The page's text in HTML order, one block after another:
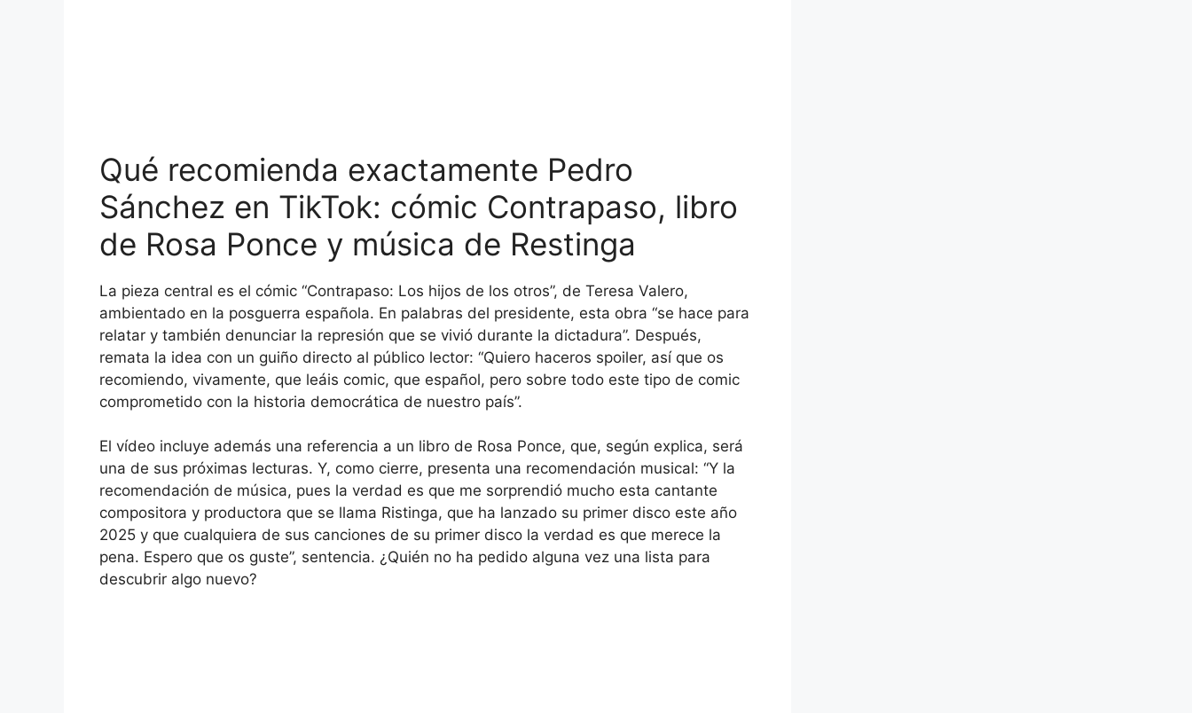
Qué recomienda exactamente Pedro
Sánchez en TikTok: cómic Contrapaso, libro
de Rosa Ponce y música de Restinga
La pieza central es el cómic “Contrapaso: Los hijos de los otros”, de Teresa Valero,
ambientado en la posguerra española. En palabras del presidente, esta obra “se hace para
relatar y también denunciar la represión que se vivió durante la dictadura”. Después,
remata la idea con un guiño directo al público lector: “Quiero haceros spoiler, así que os
recomiendo, vivamente, que leáis comic, que español, pero sobre todo este tipo de comic
comprometido con la historia democrática de nuestro país”.
El vídeo incluye además una referencia a un libro de Rosa Ponce, que, según explica, será
una de sus próximas lecturas. Y, como cierre, presenta una recomendación musical: “Y la
recomendación de música, pues la verdad es que me sorprendió mucho esta cantante
compositora y productora que se llama Ristinga, que ha lanzado su primer disco este año
2025 y que cualquiera de sus canciones de su primer disco la verdad es que merece la
pena. Espero que os guste”, sentencia. ¿Quién no ha pedido alguna vez una lista para
descubrir algo nuevo?